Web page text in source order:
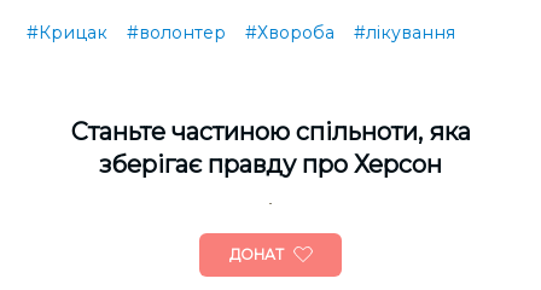
#Крицак #волонтер #Хвороба #лікування
Cтаньте частиною спільноти, яка
зберігає правду про Херсон
ДОНАТ